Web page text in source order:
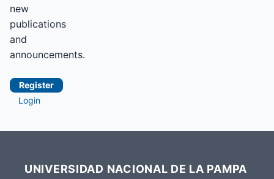
new
publications
and
announcements.
Register
Login
UNIVERSIDAD NACIONAL DE LA PAMPA